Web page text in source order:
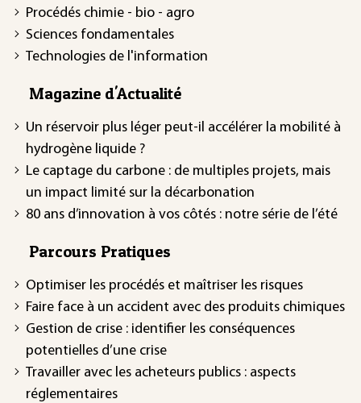
Procédés chimie - bio - agro
Sciences fondamentales
Technologies de l'information
Magazine d'Actualité
Un réservoir plus léger peut-il accélérer la mobilité à
hydrogène liquide ?
Le captage du carbone : de multiples projets, mais
un impact limité sur la décarbonation
80 ans d’innovation à vos côtés : notre série de l’été
Parcours Pratiques
Optimiser les procédés et maîtriser les risques
Faire face à un accident avec des produits chimiques
Gestion de crise : identifier les conséquences
potentielles d’une crise
Travailler avec les acheteurs publics : aspects
réglementaires